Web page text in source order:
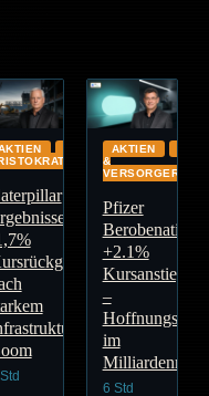
DIVIDENDEN-
AKTIEN
&
VERSORGER
Pfizer
Berobenatide:
+2.1%
Kursanstieg
–
im
6 Std